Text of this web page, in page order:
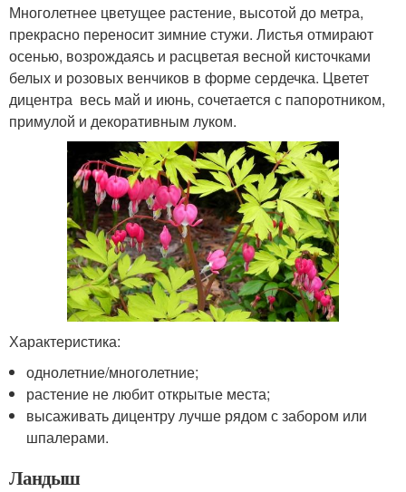
Многолетнее цветущее растение, высотой до метра,
прекрасно переносит зимние стужи. Листья отмирают
осенью, возрождаясь и расцветая весной кисточками
белых и розовых венчиков в форме сердечка. Цветет
дицентра весь май и июнь, сочетается с папоротником,
примулой и декоративным луком.
Характеристика:
однолетние/многолетние;
растение не любит открытые места;
высаживать дицентру лучше рядом с забором или
шпалерами.
Ландыш